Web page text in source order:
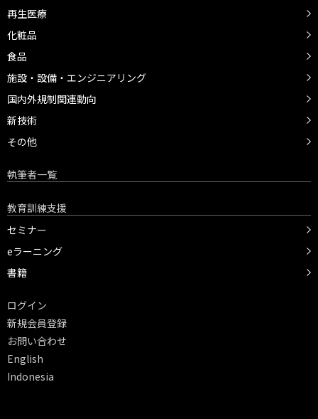
再生医療
化粧品
食品
施設・設備・エンジニアリング
国内外規制関連動向
新技術
その他
執筆者一覧
教育訓練支援
セミナー
eラーニング
書籍
ログイン
新規会員登録
お問い合わせ
English
Indonesia